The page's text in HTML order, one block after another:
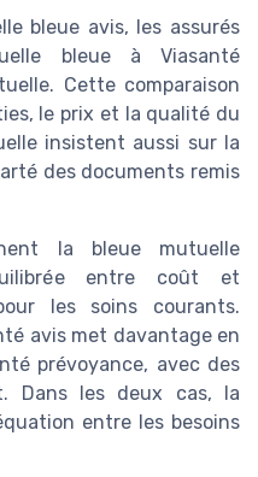
bleue avis, les assurés
bleue à Viasanté
Cette comparaison
le prix et la qualité du
insistent aussi sur la
des documents remis
la bleue mutuelle
entre coût et
les soins courants.
avis met davantage en
prévoyance, avec des
Dans les deux cas, la
entre les besoins